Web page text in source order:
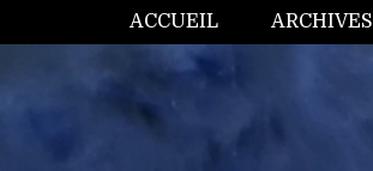
ACCUEIL ARCHIVES